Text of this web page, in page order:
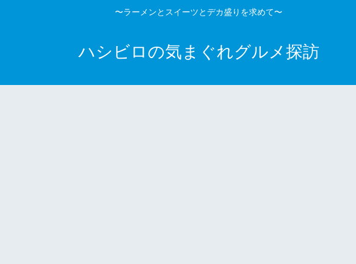
〜ラーメンとスイーツとデカ盛りを求めて〜
ハシビロの気まぐれグルメ探訪